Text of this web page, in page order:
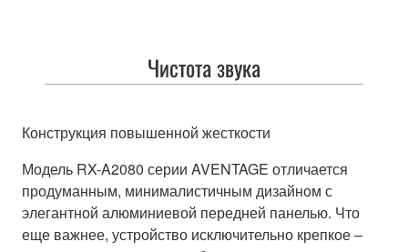
Чистота звука
Конструкция повышенной жесткости
Модель RX-A2080 серии AVENTAGE отличается
продуманным, минималистичным дизайном с
элегантной алюминиевой передней панелью. Что
еще важнее, устройство исключительно крепкое –